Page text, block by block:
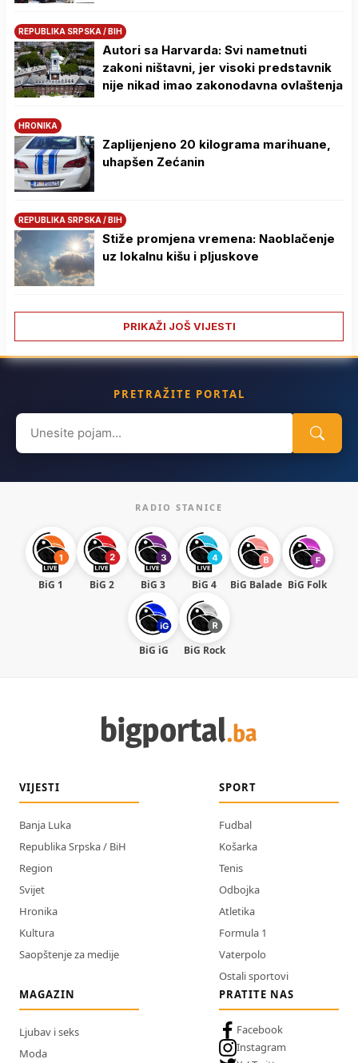
REPUBLIKA SRPSKA / BIH
Autori sa Harvarda: Svi nametnuti
zakoni ništavni, jer visoki predstavnik
nije nikad imao zakonodavna ovlaštenja
HRONIKA
Zaplijenjeno 20 kilograma marihuane,
uhapšen Zećanin
REPUBLIKA SRPSKA / BIH
Stiže promjena vremena: Naoblačenje
uz lokalnu kišu i pljuskove
PRIKAŽI JOŠ VIJESTI
PRETRAŽITE PORTAL
Search
for:
RADIO STANICE
BiG 1 BiG 2 BiG 3 BiG 4 BiG Balade BiG Folk
BiG iG BiG Rock
VIJESTI
Banja Luka
Republika Srpska / BiH
Region
Svijet
Hronika
Kultura
Saopštenje za medije
SPORT
Fudbal
Košarka
Tenis
Odbojka
Atletika
Formula 1
Vaterpolo
Ostali sportovi
MAGAZIN
Ljubav i seks
Moda
PRATITE NAS
Facebook
Instagram